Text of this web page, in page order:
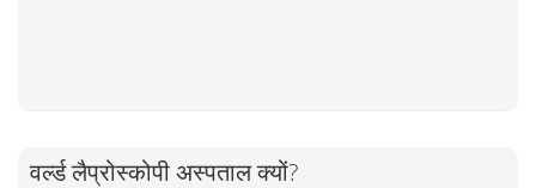
वर्ल्ड लैप्रोस्कोपी अस्पताल क्यों?